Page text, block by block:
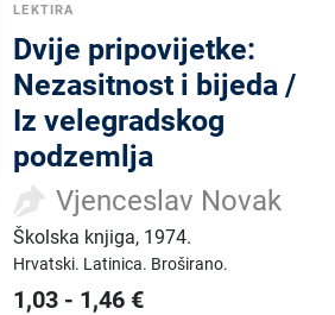
LEKTIRA
Dvije pripovijetke:
Nezasitnost i bijeda /
Iz velegradskog
podzemlja
Vjenceslav Novak
Školska knjiga, 1974.
Hrvatski. Latinica. Broširano.
1,03 - 1,46 €